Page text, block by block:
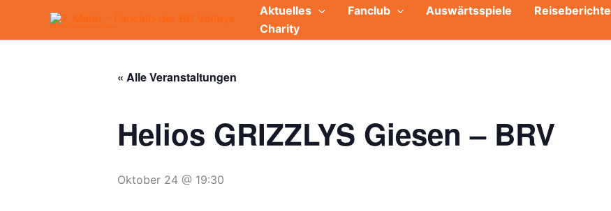
springen
Aktuelles Fanclub Auswärtsspiele Reiseberichte
Charity
« Alle Veranstaltungen
Helios GRIZZLYS Giesen – BRV
Oktober 24 @ 19:30